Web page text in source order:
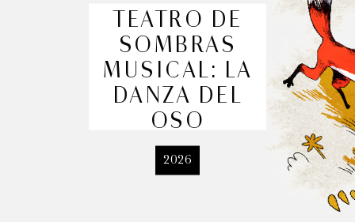
Romeo y Julieta | 2026
TEATRO DE
SOMBRAS
MUSICAL: LA
DANZA DEL
OSO
2026